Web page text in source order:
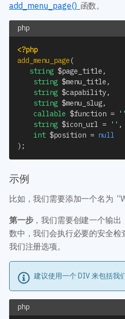
add_menu_page() 函数。
<?php
add_menu_page(
string $page_title ,
string $menu_title ,
string $capability,
string $menu_slug,
callable $function = ''
string $icon_url = '' ,
int $position = null
) ;
示例
比如，我们需要添加一个名为
第一步，我们需要创建一个输
数中，我们会执行必要的安全检
我们注册选项。
建议使用一个 DIV 来包括我